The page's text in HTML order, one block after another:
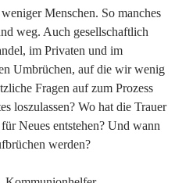
Menschen. So manches
weg. Auch gesellschaftlich
im Privaten und im
Umbrüchen, auf die wir wenig
Fragen auf zum Prozess
loszulassen? Wo hat die Trauer
Neues entstehen? Und wann
werden?